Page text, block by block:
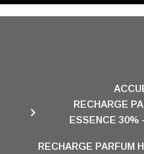
RECHARGE
ESSENCE 30%
RECHARGE PARFUM